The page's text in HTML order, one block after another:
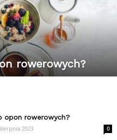
rowerowych?
opon rowerowych?
2023 0